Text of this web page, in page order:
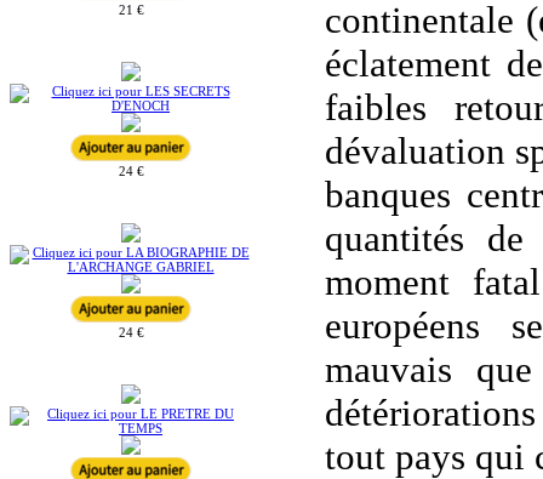
21 €
24 €
24 €
continentale
éclatement
faibles
dévaluation
banques
quantités
moment
européens
mauvais
tout pays qui